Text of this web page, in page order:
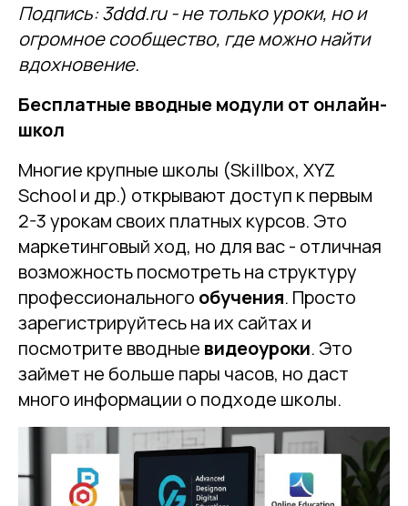
Подпись: 3ddd.ru - не только уроки, но и
огромное сообщество, где можно найти
вдохновение.
Бесплатные вводные модули от онлайн-
школ
Многие крупные школы (Skillbox, XYZ
School и др.) открывают доступ к первым
2-3 урокам своих платных курсов. Это
маркетинговый ход, но для вас - отличная
возможность посмотреть на структуру
профессионального обучения. Просто
зарегистрируйтесь на их сайтах и
посмотрите вводные видеоуроки. Это
займет не больше пары часов, но даст
много информации о подходе школы.